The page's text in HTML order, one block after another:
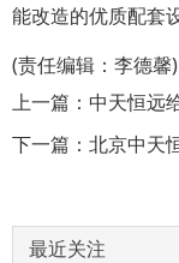
能改造的优质配套
(责任编辑：李德馨)
上一篇： 中天恒远
下一篇： 北京中天
最近关注